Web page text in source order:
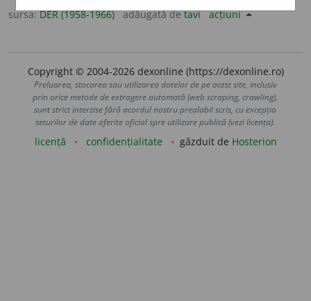
sursa:DER (1958-1966) adăugată detavi acțiuni
Copyright © 2004-2026 dexonline (https://dexonline.ro)
Preluarea, stocarea sau utilizarea datelor de pe acest site, inclusiv
prin orice metode de extragere automată (web scraping, crawling),
sunt strict interzise fără acordul nostru prealabil scris, cu excepția
seturilor de date oferite oficial spre utilizare publică (vezi licența).
licență confidențialitate găzduit de Hosterion